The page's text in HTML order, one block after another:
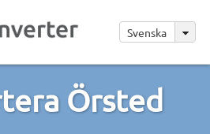
Svenska
Örsted